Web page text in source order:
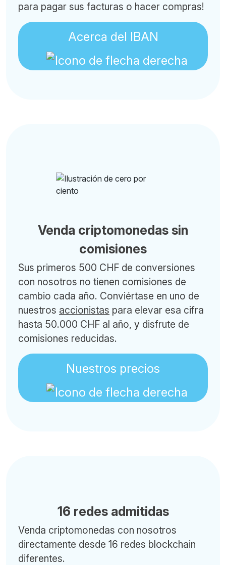
para pagar sus facturas o hacer compras!
Acerca del IBAN
Venda criptomonedas sin
comisiones
Sus primeros 500 CHF de conversiones
con nosotros no tienen comisiones de
cambio cada año. Conviértase en uno de
nuestros accionistas para elevar esa cifra
hasta 50.000 CHF al año, y disfrute de
comisiones reducidas.
Nuestros precios
16 redes admitidas
Venda criptomonedas con nosotros
directamente desde 16 redes blockchain
diferentes.